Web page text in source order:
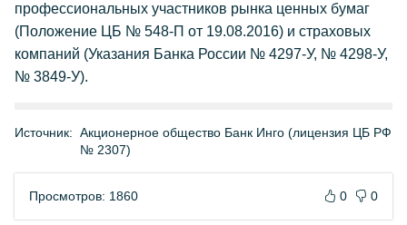
профессиональных участников рынка ценных бумаг
(Положение ЦБ № 548-П от 19.08.2016) и страховых
компаний (Указания Банка России № 4297-У, № 4298-У,
№ 3849-У).
Источник: Акционерное общество Банк Инго (лицензия ЦБ РФ
№ 2307)
Просмотров: 1860 0 0